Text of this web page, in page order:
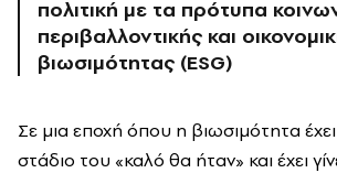
πολιτική με τα πρότυπα
περιβαλλοντικής και
βιωσιμότητας (ESG)
Σε μια εποχή όπου η βιωσιμότητα
στάδιο του «καλό θα ήταν» και έχει